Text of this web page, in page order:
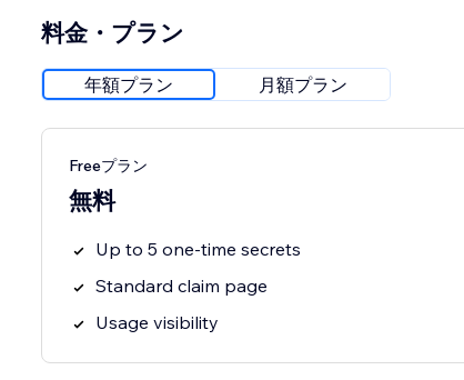
料金・プラン
年額プラン 月額プラン
Freeプラン
無料
Up to 5 one-time secrets
Standard claim page
Usage visibility